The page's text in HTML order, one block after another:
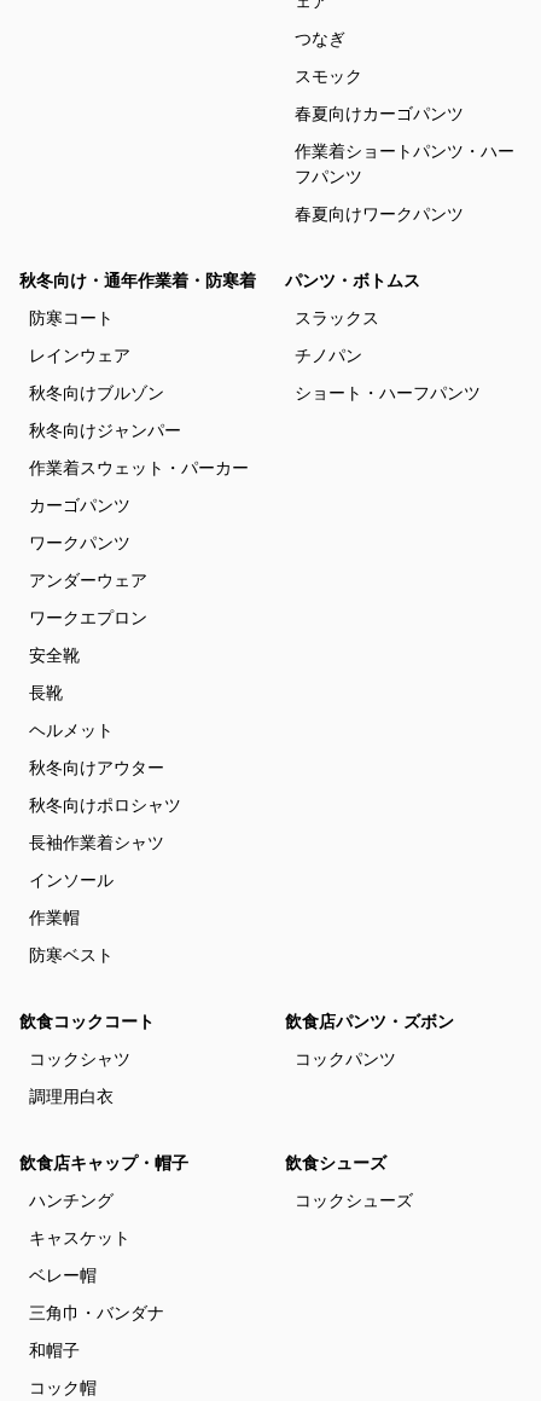
つなぎ
スモック
春夏向けカーゴパンツ
作業着ショートパンツ・ハー
フパンツ
春夏向けワークパンツ
秋冬向け・通年作業着・防寒着
防寒コート
レインウェア
秋冬向けブルゾン
秋冬向けジャンパー
作業着スウェット・パーカー
カーゴパンツ
ワークパンツ
アンダーウェア
ワークエプロン
安全靴
長靴
ヘルメット
秋冬向けアウター
秋冬向けポロシャツ
長袖作業着シャツ
インソール
作業帽
防寒ベスト
パンツ・ボトムス
スラックス
チノパン
ショート・ハーフパンツ
飲食コックコート
コックシャツ
調理用白衣
飲食店パンツ・ズボン
コックパンツ
飲食店キャップ・帽子
ハンチング
キャスケット
ベレー帽
三角巾・バンダナ
和帽子
コック帽
飲食シューズ
コックシューズ